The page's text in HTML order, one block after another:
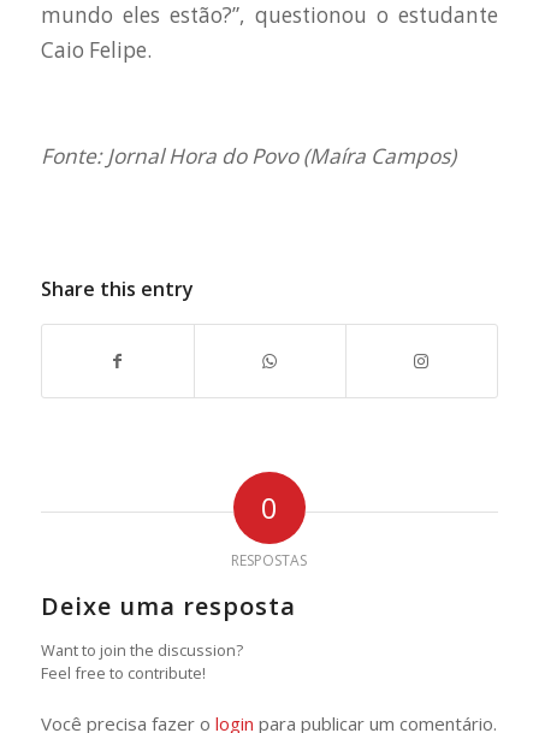
mundo eles estão?”, questionou o estudante
Caio Felipe.
Fonte: Jornal Hora do Povo (Maíra Campos)
Share this entry
0
RESPOSTAS
Deixe uma resposta
Want to join the discussion?
Feel free to contribute!
Você precisa fazer o login para publicar um comentário.